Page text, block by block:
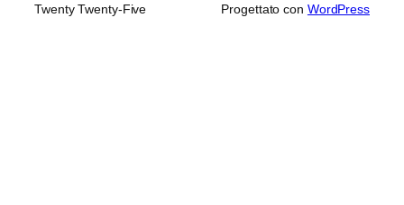
Twenty Twenty-Five Progettato con WordPress